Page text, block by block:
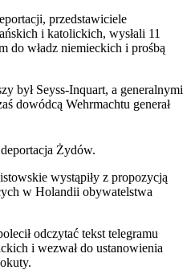
przedstawiciele
i katolickich, wysłali 11
do władz niemieckich i prośbą
był Seyss-Inquart, a generalnymi
dowódcą Wehrmachtu generał
Żydów.
wystąpiły z propozycją
w Holandii obywatelstwa
odczytać tekst telegramu
i wezwał do ustanowienia